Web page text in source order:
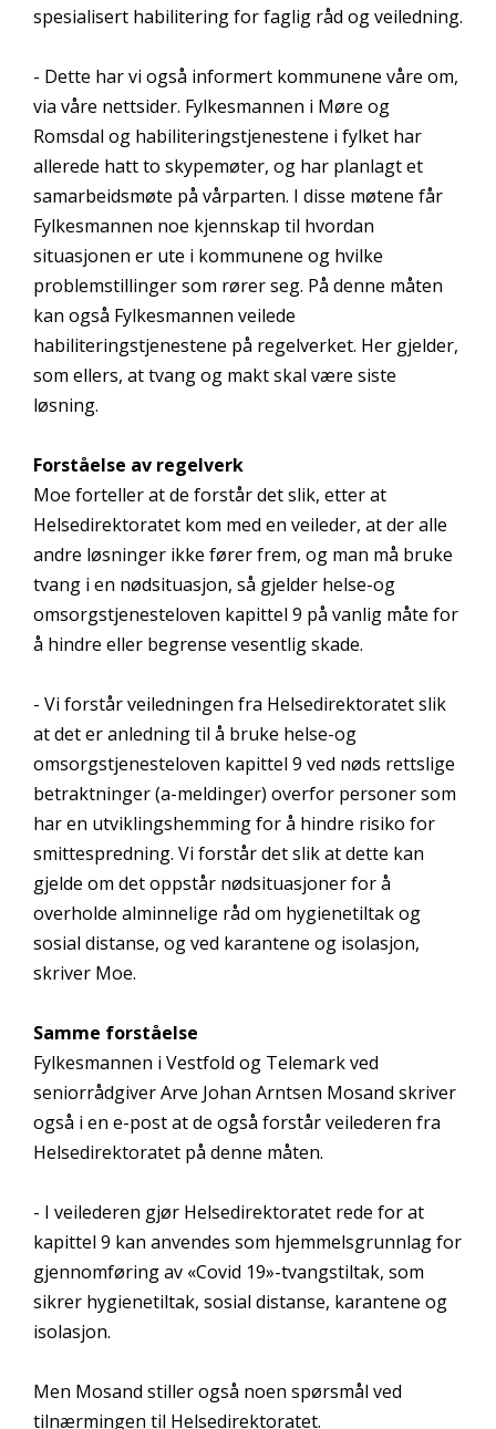
spesialisert habilitering for faglig råd og veiledning.
- Dette har vi også informert kommunene våre om,
via våre nettsider. Fylkesmannen i Møre og
Romsdal og habiliteringstjenestene i fylket har
allerede hatt to skypemøter, og har planlagt et
samarbeidsmøte på vårparten. I disse møtene får
Fylkesmannen noe kjennskap til hvordan
situasjonen er ute i kommunene og hvilke
problemstillinger som rører seg. På denne måten
kan også Fylkesmannen veilede
habiliteringstjenestene på regelverket. Her gjelder,
som ellers, at tvang og makt skal være siste
løsning.
Forståelse av regelverk
Moe forteller at de forstår det slik, etter at
Helsedirektoratet kom med en veileder, at der alle
andre løsninger ikke fører frem, og man må bruke
tvang i en nødsituasjon, så gjelder helse-og
omsorgstjenesteloven kapittel 9 på vanlig måte for
å hindre eller begrense vesentlig skade.
- Vi forstår veiledningen fra Helsedirektoratet slik
at det er anledning til å bruke helse-og
omsorgstjenesteloven kapittel 9 ved nøds rettslige
betraktninger (a-meldinger) overfor personer som
har en utviklingshemming for å hindre risiko for
smittespredning. Vi forstår det slik at dette kan
gjelde om det oppstår nødsituasjoner for å
overholde alminnelige råd om hygienetiltak og
sosial distanse, og ved karantene og isolasjon,
skriver Moe.
Samme forståelse
Fylkesmannen i Vestfold og Telemark ved
seniorrådgiver Arve Johan Arntsen Mosand skriver
også i en e-post at de også forstår veilederen fra
Helsedirektoratet på denne måten.
- I veilederen gjør Helsedirektoratet rede for at
kapittel 9 kan anvendes som hjemmelsgrunnlag for
gjennomføring av «Covid 19»-tvangstiltak, som
sikrer hygienetiltak, sosial distanse, karantene og
isolasjon.
Men Mosand stiller også noen spørsmål ved
tilnærmingen til Helsedirektoratet.